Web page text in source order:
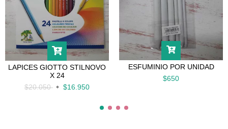
LAPICES GIOTTO STILNOVO
X 24
$20.050
$16.950
ESFUMINIO POR UNIDAD
$650